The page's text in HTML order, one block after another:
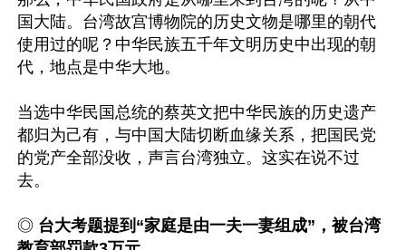
国大陆。台湾故宫博物院的历史文物是哪里的朝代
使用过的呢？中华民族五千年文明历史中出现的朝
代，地点是中华大地。
当选中华民国总统的蔡英文把中华民族的历史遗产
都归为己有，与中国大陆切断血缘关系，把国民党
的党产全部没收，声言台湾独立。这实在说不过
去。
◎ 台大考题提到“家庭是由一夫一妻组成”，被台湾